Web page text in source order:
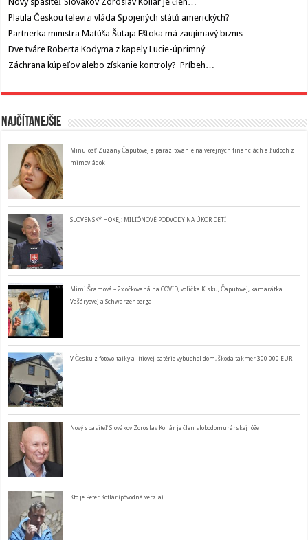
Platila Českou televizi vláda Spojených států amerických?
Partnerka ministra Matúša Šutaja Eštoka má zaujímavý biznis
Dve tváre Roberta Kodyma z kapely Lucie-úprimný…
Záchrana kúpeľov alebo získanie kontroly? Príbeh…
Najčítanejšie
Minulosť Zuzany Čaputovej a parazitovanie na verejných financiách a ľudoch z
mimovládok
SLOVENSKÝ HOKEJ: MILIÓNOVÉ PODVODY NA ÚKOR DETÍ
Mimi Šramová – 2x očkovaná na COVID, volička Kisku, Čaputovej, kamarátka
Vašáryovej a Schwarzenberga
V Česku z fotovoltaiky a lítiovej batérie vybuchol dom, škoda takmer 300 000 EUR
Nový spasiteľ Slovákov Zoroslav Kollár je člen slobodomurárskej lóže
Kto je Peter Kotlár (pôvodná verzia)